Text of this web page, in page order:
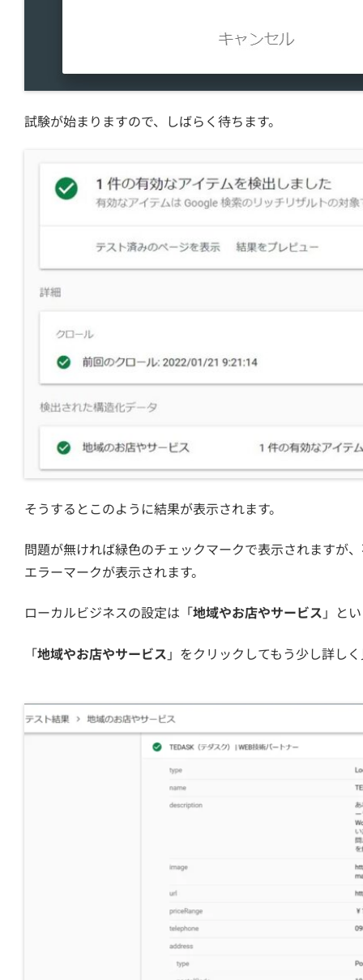
試験が始まりますので、しばらく待ちます。
そうするとこのように結果が表示されます。
問題が無ければ緑色のチェックマークで表示されますが
エラーマークが表示されます。
ローカルビジネスの設定は「地域やお店やサービス 」と
「地域やお店やサービス 」をクリックしてもう少し詳し